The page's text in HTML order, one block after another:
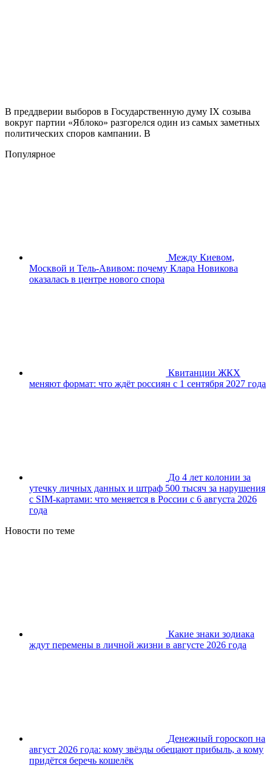
В преддверии выборов в Государственную думу IX созыва
вокруг партии «Яблоко» разгорелся один из самых заметных
политических споров кампании. В
Популярное
Между Киевом,
Москвой и Тель-Авивом: почему Клара Новикова
оказалась в центре нового спора
Квитанции ЖКХ
меняют формат: что ждёт россиян с 1 сентября 2027 года
До 4 лет колонии за
утечку личных данных и штраф 500 тысяч за нарушения
с SIM-картами: что меняется в России с 6 августа 2026
года
Новости по теме
Какие знаки зодиака
ждут перемены в личной жизни в августе 2026 года
Денежный гороскоп на
август 2026 года: кому звёзды обещают прибыль, а кому
придётся беречь кошелёк